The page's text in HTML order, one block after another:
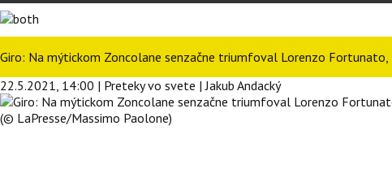
Giro: Na mýtickom Zoncolane senzačne triumfoval Lorenzo Fortunato,
22.5.2021, 14:00 | Preteky vo svete | Jakub Andacký
(© LaPresse/Massimo Paolone)